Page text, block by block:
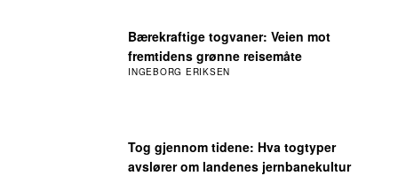
Tog gjennom tidene: Hva togtyper
avslører om landenes jernbanekultur
Bærekraftige togvaner: Veien mot
fremtidens grønne reisemåte
INGEBORG ERIKSEN